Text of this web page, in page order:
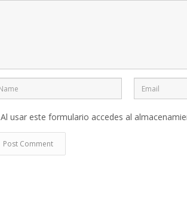
Al usar este formulario accedes al